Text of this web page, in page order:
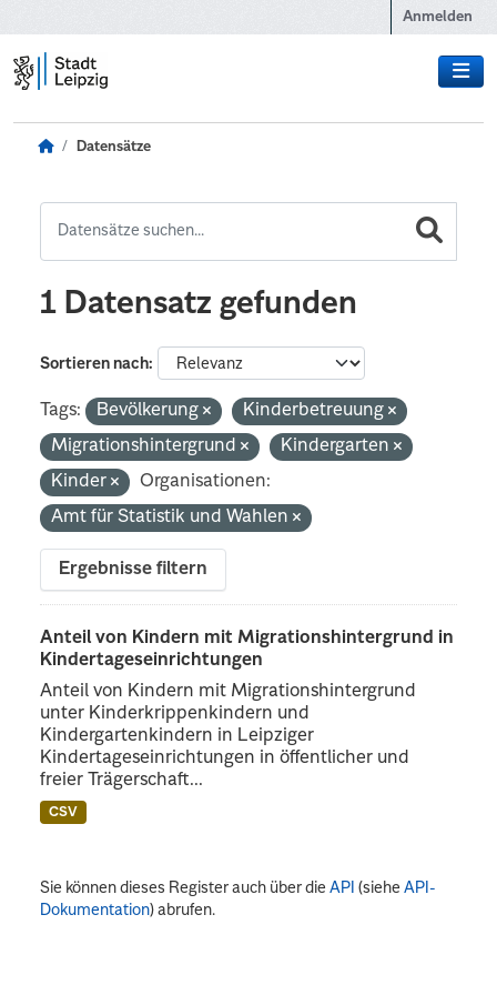
Anmelden
Datensätze
1 Datensatz gefunden
Sortieren nach
Tags: Bevölkerung
Kinderbetreuung
Migrationshintergrund
Kindergarten
Kinder
Organisationen:
Amt für Statistik und Wahlen
Ergebnisse filtern
Anteil von Kindern mit Migrationshintergrund in
Kindertageseinrichtungen
Anteil von Kindern mit Migrationshintergrund
unter Kinderkrippenkindern und
Kindergartenkindern in Leipziger
Kindertageseinrichtungen in öffentlicher und
freier Trägerschaft...
CSV
Sie können dieses Register auch über dieAPI (sieheAPI-
Dokumentation) abrufen.